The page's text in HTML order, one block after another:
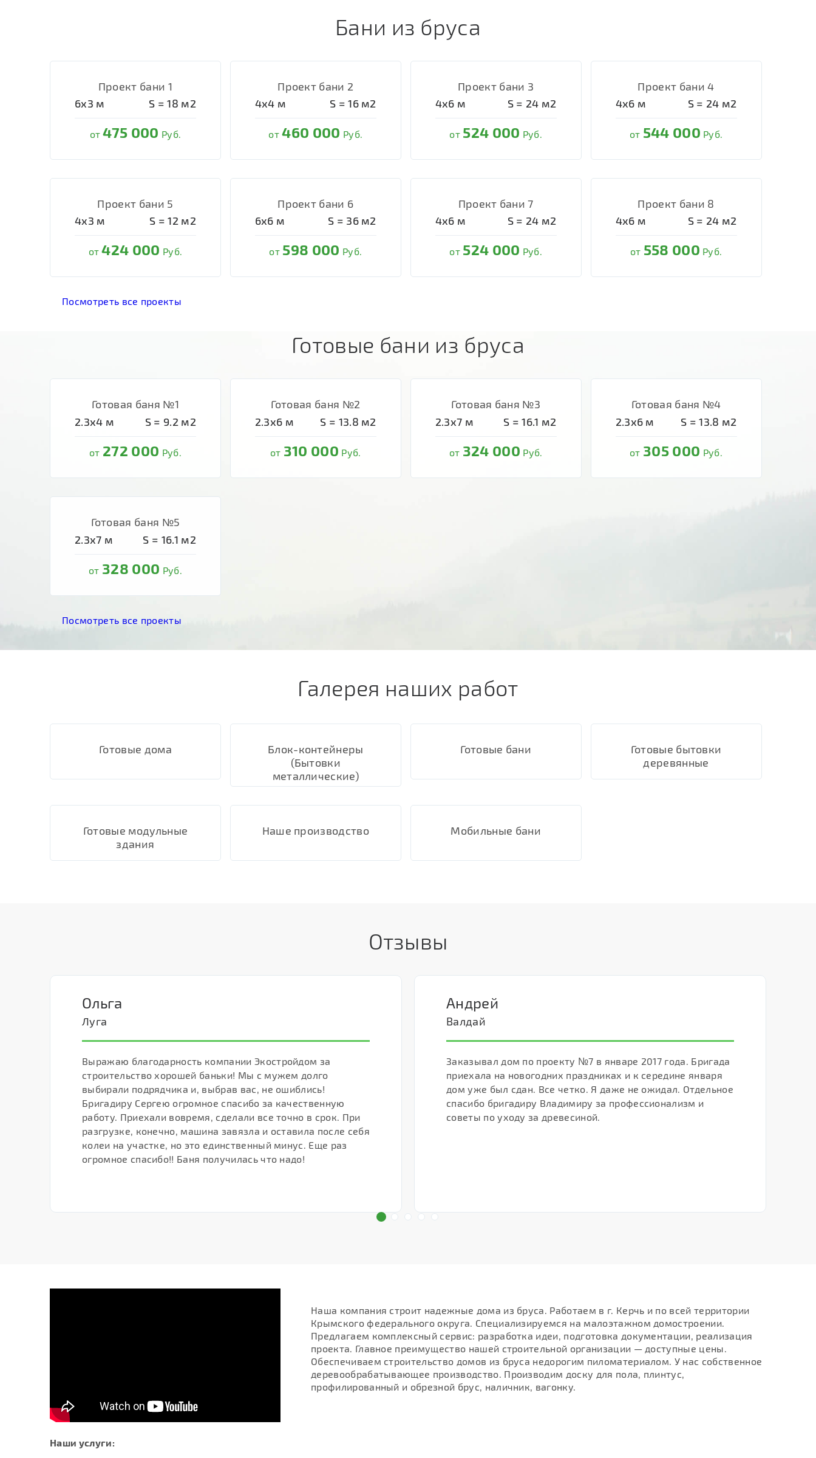
Бани из бруса
Проект бани 1
6х3 м S =18 м2
от475 000 Руб.
Проект бани 2
4х4 м S =16м2
от460 000 Руб.
Проект бани 3
4х6 м S = 24 м2
от 524 000 Руб.
Проект бани 4
4х6 м S = 24 м2
от 544 000 Руб.
Проект бани 5
4х3 м S =12 м2
от424 000 Руб.
Проект бани 6
6х6 м S = 36м2
от 598 000 Руб.
Проект бани 7
4х6 м S = 24 м2
от 524 000 Руб.
Проект бани 8
4х6 м S = 24 м2
от 558 000 Руб.
Посмотреть все проекты
Готовые бани из бруса
Готовая баня №1
2.3х4 м S = 9.2 м2
от 272 000 Руб.
Готовая баня №2
2.3х6 м S = 13.8 м2
от 310 000 Руб.
Готовая баня №3
2.3х7 м S =16.1 м2
от 324 000 Руб.
Готовая баня №4
2.3х6 м S =13.8 м2
от 305 000 Руб.
Готовая баня №5
2.3х7 м S = 16.1 м2
от 328 000 Руб.
Посмотреть все проекты
Галерея наших работ
Готовые дома
Блок-контейнеры
(Бытовки
металлические)
Готовые бани
Готовые бытовки
деревянные
Готовые модульные
здания
Наше производство Мобильные бани
Отзывы
Ольга
Луга
Выражаю благодарность компании Экостройдом за
строительство хорошей баньки! Мы с мужем долго
выбирали подрядчика и, выбрав вас, не ошиблись!
Бригадиру Сергею огромное спасибо за качественную
работу. Приехали вовремя, сделали все точно в срок. При
разгрузке, конечно, машина завязла и оставила после себя
колеи на участке, но это единственный минус. Еще раз
огромное спасибо!! Баня получилась что надо!
Андрей
Валдай
Заказывал дом по проекту №7 в январе 2017 года. Бригада
приехала на новогодних праздниках и к середине января
дом уже был сдан. Все четко. Я даже не ожидал. Отдельное
спасибо бригадиру Владимиру за профессионализм и
советы по уходу за древесиной.
Наша компания строит надежные дома из бруса. Работаем в г. Керчь и по всей территории
Крымского федерального округа. Специализируемся на малоэтажном домостроении.
Предлагаем комплексный сервис: разработка идеи, подготовка документации, реализация
проекта. Главное преимущество нашей строительной организации — доступные цены.
Обеспечиваем строительство домов из бруса недорогим пиломатериалом. У нас собственное
деревообрабатывающее производство. Производим доску для пола, плинтус,
профилированный и обрезной брус, наличник, вагонку.
Наши услуги: